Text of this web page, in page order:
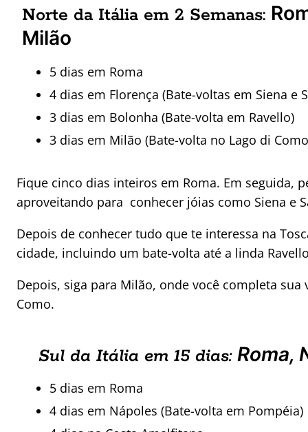
Norte da Itália em 2 Semanas:
Milão
5 dias em Roma
4 dias em Florença (Bate-voltas em Siena e
3 dias em Bolonha (Bate-volta em Ravello)
3 dias em Milão (Bate-volta no Lago di
Fique cinco dias inteiros em Roma. Em seguida,
aproveitando para conhecer jóias como Siena e
Depois de conhecer tudo que te interessa na
cidade, incluindo um bate-volta até a linda
Depois, siga para Milão, onde você completa
Como.
Sul da Itália em 15 dias: Roma,
5 dias em Roma
4 dias em Nápoles (Bate-volta em Pompéia)